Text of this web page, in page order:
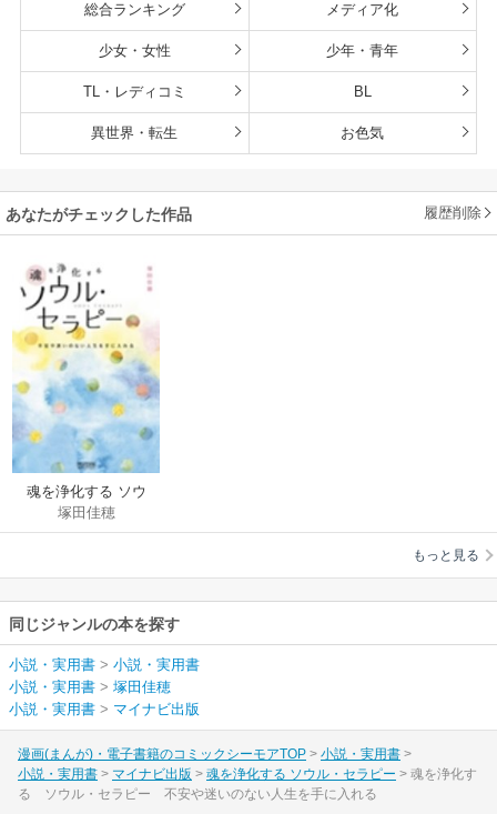
総合ランキング メディア化
少女・女性 少年・青年
TL・レディコミ BL
異世界・転生 お色気
あなたがチェックした作品 履歴削除
魂を浄化する ソウ
ル・セラピー
塚田佳穂
もっと見る
同じジャンルの本を探す
小説・実用書 > 小説・実用書
小説・実用書 > 塚田佳穂
小説・実用書 > マイナビ出版
漫画(まんが)・電子書籍のコミックシーモアTOP
小説・実用書
小説・実用書
マイナビ出版 魂を浄化する ソウル・セラピー
魂を浄化す
る ソウル・セラピー 不安や迷いのない人生を手に入れる